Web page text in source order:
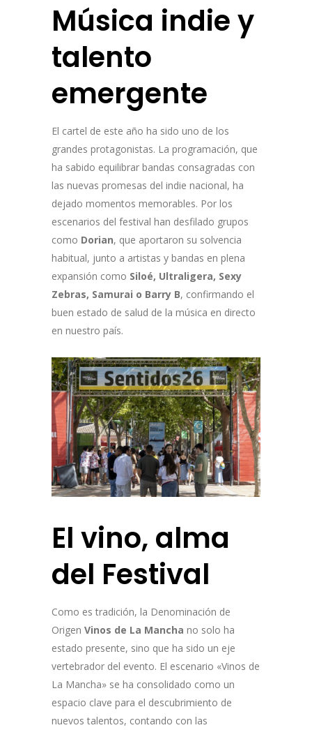
Música indie y
talento
emergente
El cartel de este año ha sido uno de los
grandes protagonistas. La programación, que
ha sabido equilibrar bandas consagradas con
las nuevas promesas del indie nacional, ha
dejado momentos memorables. Por los
escenarios del festival han desfilado grupos
como Dorian, que aportaron su solvencia
habitual, junto a artistas y bandas en plena
expansión como Siloé, Ultraligera, Sexy
Zebras, Samurai o Barry B, confirmando el
buen estado de salud de la música en directo
en nuestro país.
El vino, alma
del Festival
Como es tradición, la Denominación de
Origen Vinos de La Mancha no solo ha
estado presente, sino que ha sido un eje
vertebrador del evento. El escenario «Vinos de
La Mancha» se ha consolidado como un
espacio clave para el descubrimiento de
nuevos talentos, contando con las